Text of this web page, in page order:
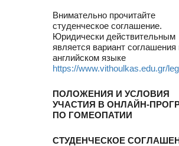
Внимательно прочитайте
студенческое соглашение.
Юридически действительным
является вариант соглашения
английском языке
https://www.vithoulkas.edu.gr/
ПОЛОЖЕНИЯ И УСЛОВИЯ
УЧАСТИЯ В ОНЛАЙН-
ПО ГОМЕОПАТИИ
СТУДЕНЧЕСКОЕ